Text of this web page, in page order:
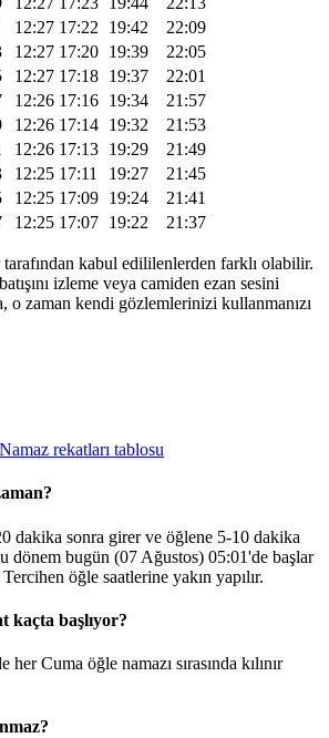
12:27 17:22 19:42
22:09
12:27 17:20 19:39
22:05
12:27 17:18 19:37
22:01
12:26 17:16 19:34
21:57
12:26 17:14 19:32
21:53
12:26 17:13 19:29
21:49
12:25 17:11 19:27
21:45
12:25 17:09 19:24
21:41
12:25 17:07 19:22 21:37
kabul edililenlerden farklı olabilir.
izleme veya camiden ezan sesini
o zaman kendi gözlemlerinizi kullanmanızı
Namaz rekatları tablosu
dakika sonra girer ve öğlene 5-10 dakika
dönem bugün (07 Ağustos) 05:01'de başlar
öğle saatlerine yakın yapılır.
kaçta başlıyor?
her Cuma öğle namazı sırasında kılınır